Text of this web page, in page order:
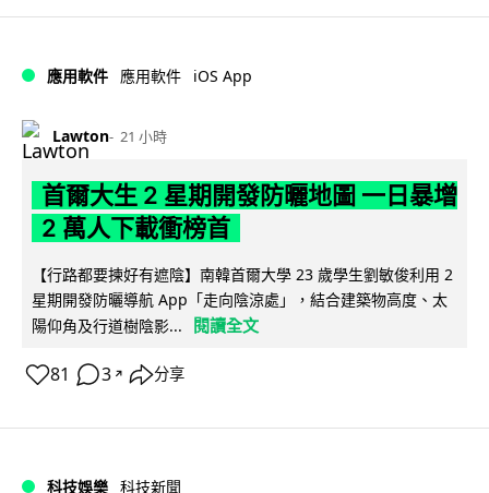
應用軟件 應用軟件 iOS App
Lawton 21 小時
首爾大生 2 星期開發防曬地圖 一日暴增
2 萬人下載衝榜首
【行路都要揀好有遮陰】南韓首爾大學 23 歲學生劉敏俊利用 2
星期開發防曬導航 App「走向陰涼處」，結合建築物高度、太
陽仰角及行道樹陰影...
閱讀全文
81 3 ↗ 分享
科技娛樂 科技新聞